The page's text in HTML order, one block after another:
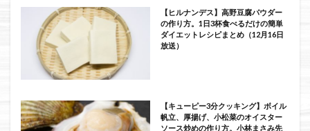
【ヒルナンデス】高野豆腐パウダー
の作り方。1日3杯食べるだけの簡単
ダイエットレシピまとめ（12月16日
放送）
【キューピー3分クッキング】ボイル
帆立、厚揚げ、小松菜のオイスター
ソース炒めの作り方。小林まさみ先